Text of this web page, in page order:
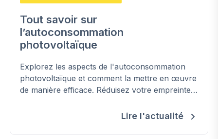
Tout savoir sur
l’autoconsommation
photovoltaïque
Explorez les aspects de l'autoconsommation
photovoltaïque et comment la mettre en œuvre
de manière efficace. Réduisez votre empreinte
Lire l'actualité